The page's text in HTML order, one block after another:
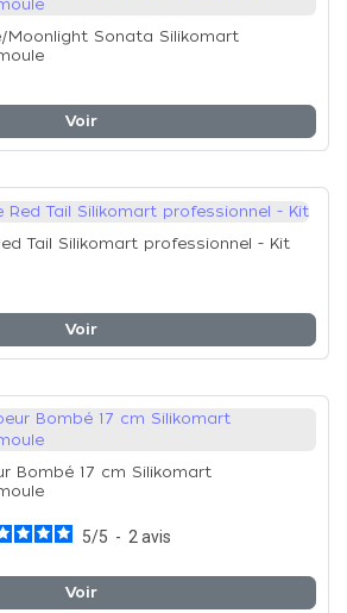
Moonlight Sonata Silikomart
Voir
Tail Silikomart professionnel - Kit
Voir
Bombé 17 cm Silikomart
5/5 - 2avis
Voir